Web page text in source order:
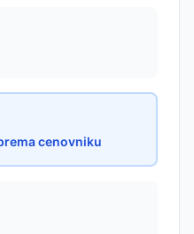
cenovniku